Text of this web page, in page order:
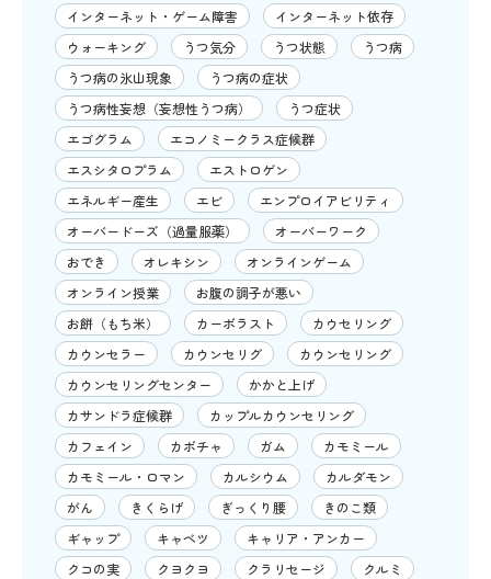
インターネット・ゲーム障害
インターネット依存
ウォーキング
うつ気分 うつ状態
うつ病
うつ病の氷山現象
うつ病の症状
うつ病性妄想（妄想性うつ病）
うつ症状
エゴグラム
エコノミークラス症候群
エスシタロプラム
エストロゲン
エネルギー産生
エビ
エンプロイアビリティ
オーバードーズ（過量服薬）
オーバーワーク
おでき
オレキシン
オンラインゲーム
オンライン授業
お腹の調子が悪い
お餅（もち米）
カーボラスト
カウセリング
カウンセラー
カウンセリグ
カウンセリング
カウンセリングセンター
かかと上げ
カサンドラ症候群
カップルカウンセリング
カフェイン
カボチャ ガム
カモミール
カモミール・ロマン
カルシウム
カルダモン
がん
きくらげ ぎっくり腰
きのこ類
ギャップ
キャベツ
キャリア・アンカー
クコの実
クヨクヨ クラリセージ クルミ